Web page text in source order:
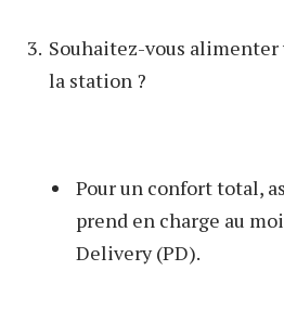
Souhaitez-vous
la station ?
Pour un confort total,
prend en charge au
Delivery (PD).